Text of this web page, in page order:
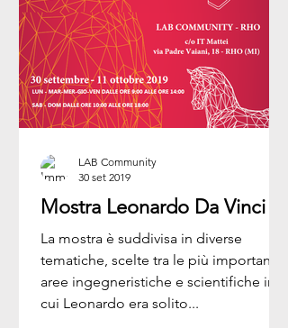
Mostra Leonardo Da Vinci
La mostra è suddivisa in diverse
tematiche, scelte tra le più importanti
aree ingegneristiche e scientifiche in
cui Leonardo era solito...
LAB Community
30 set 2019